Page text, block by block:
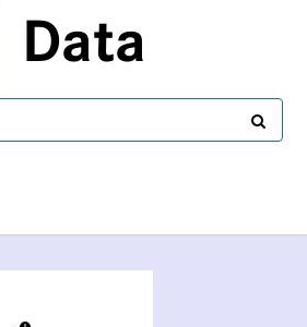
Data